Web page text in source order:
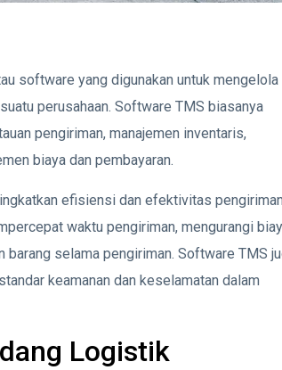
software yang digunakan untuk mengelola
perusahaan. Software TMS biasanya
pengiriman, manajemen inventaris,
biaya dan pembayaran.
efisiensi dan efektivitas pengiriman
waktu pengiriman, mengurangi
selama pengiriman. Software TMS
keamanan dan keselamatan dalam
Logistik